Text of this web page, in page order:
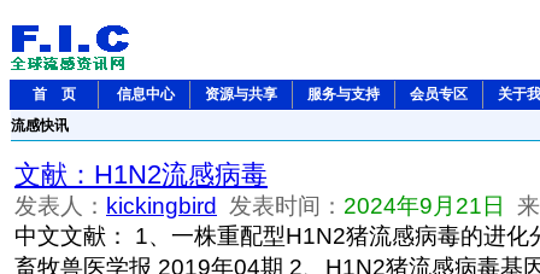
首 页 信息中心 资源与共享 服务与支持 会员专区
关于
流感快讯
文献：H1N2流感病毒
发表人： kickingbird 发表时间： 2024年9月21日
中文文献： 1、一株重配型H1N2猪流感病毒的进化
畜牧兽医学报 2019年04期 2、H1N2猪流感病毒基